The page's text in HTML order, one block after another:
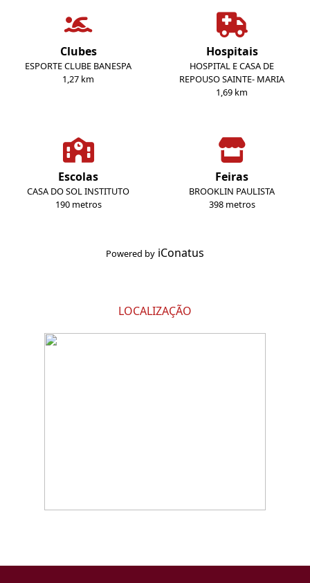
Clubes
ESPORTE CLUBE BANESPA
1,27 km
Hospitais
HOSPITAL E CASA DE
REPOUSO SAINTE- MARIA
1,69 km
Escolas
CASA DO SOL INSTITUTO
190 metros
Feiras
BROOKLIN PAULISTA
398 metros
Powered by iConatus
LOCALIZAÇÃO